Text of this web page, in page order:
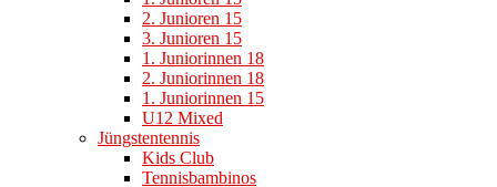
2. Junioren 15
3. Junioren 15
1. Juniorinnen 18
2. Juniorinnen 18
1. Juniorinnen 15
U12 Mixed
Jüngstentennis
Kids Club
Tennisbambinos